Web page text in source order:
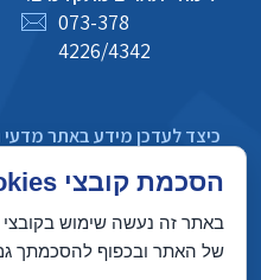
073-378
4226/4342
כיצד לעדכן מידע באתר
הסכמת קובצי Cookies
של האתר ובכפוף להסכמתך גם